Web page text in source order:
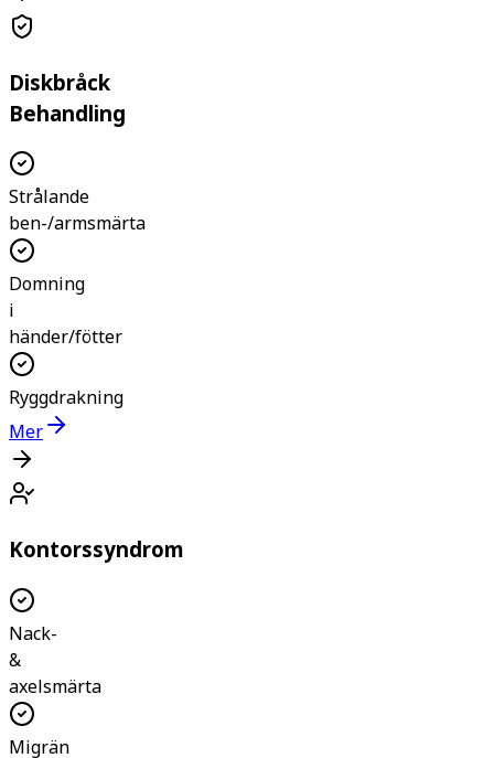
Diskbråck
Behandling
Strålande
ben-/armsmärta
Domning
i
händer/fötter
Ryggdrakning
Mer
Kontorssyndrom
Nack-
&
axelsmärta
Migrän